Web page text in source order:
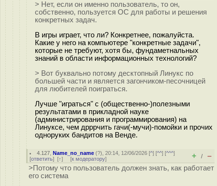
> Нет, если он именно пользователь, то он,
собственно, пользуется ОС для работы и решения
конкретных задач.
В игры играет, что ли? Конкретнее, пожалуйста.
Какие у него на компьютере "конкретные задачи",
которые не требуют, хотя бы, фундаметнальных
знаний в области информационных технологий?
> Вот буквально потому десктопный Линукс по
большей части и является загончиком-песочницей
для любителей поиграться.
Лучше "играться" с (общественно-)полезными
результатами в прикладной науке
(администрирования и программирования) на
Линуксе, чем дрррчить гачи(-мучи)-помойки и прочих
одноруких бандитов на Венде.
4.127 ,Name_no_name (?), 20:14, 12/06/2026 [^] [^^] [^^^]
[ответить] [↑] [к модератору] + / –
>Потому что пользователь должен знать, как работает
его система